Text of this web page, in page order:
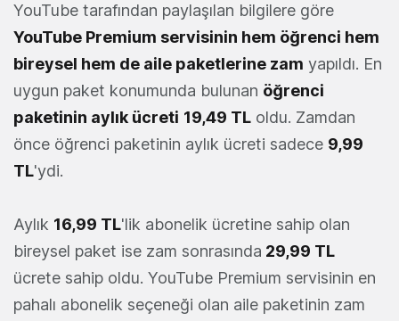
YouTube tarafından paylaşılan bilgilere göre
YouTube Premium servisinin hem öğrenci hem
bireysel hem de aile paketlerine zam yapıldı. En
uygun paket konumunda bulunan öğrenci
paketinin aylık ücreti 19,49 TL oldu. Zamdan
önce öğrenci paketinin aylık ücreti sadece 9,99
TL'ydi.
Aylık 16,99 TL'lik abonelik ücretine sahip olan
bireysel paket ise zam sonrasında 29,99 TL
ücrete sahip oldu. YouTube Premium servisinin en
pahalı abonelik seçeneği olan aile paketinin zam